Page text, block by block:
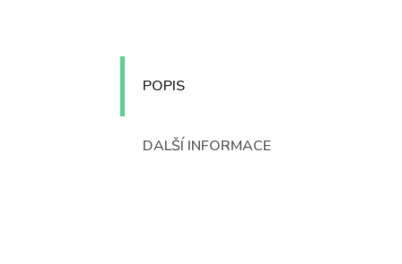
POPIS
DALŠÍ INFORMACE